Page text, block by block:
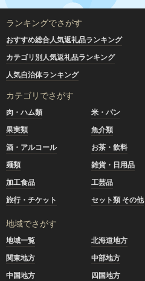
ランキングでさがす
おすすめ総合人気返礼品ランキング
カテゴリ別人気返礼品ランキング
人気自治体ランキング
カテゴリでさがす
肉・ハム類 米・パン
果実類
魚介類
酒・アルコール
お茶・飲料
麺類
雑貨・日用品
加工食品
工芸品
旅行・チケット
セット類 その他
地域でさがす
地域一覧 北海道地方
関東地方
中部地方
中国地方
四国地方